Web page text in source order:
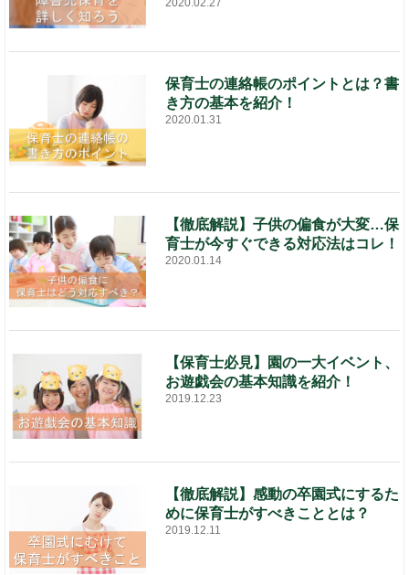
保育士の連絡帳のポイントとは？書
き方の基本を紹介！
2020.01.31
【徹底解説】子供の偏食が大変…保
育士が今すぐできる対応法はコレ！
2020.01.14
【保育士必見】園の一大イベント、
お遊戯会の基本知識を紹介！
2019.12.23
【徹底解説】感動の卒園式にするた
めに保育士がすべきこととは？
2019.12.11